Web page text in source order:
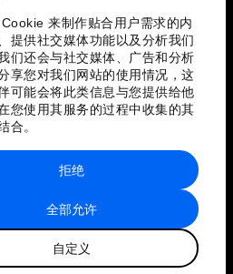
来制作贴合用户需求的内
提供社交媒体功能以及分析我们
们还会与社交媒体、广告和分析
享您对我们网站的使用情况，这
可能会将此类信息与您提供给他
您使用其服务的过程中收集的其
合。
全部允许
自定义
拒绝
站点地图
世界经济论坛